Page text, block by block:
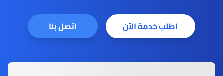
اطلب خدمة الآن اتصل بنا